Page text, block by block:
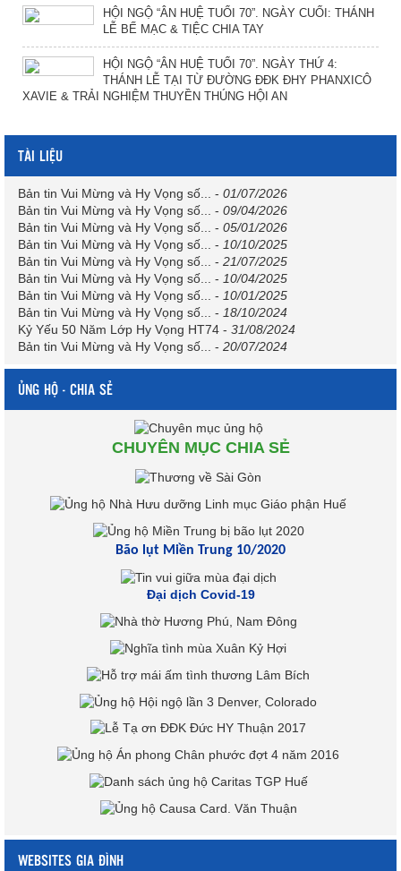
HỘI NGỘ “ÂN HUỆ TUỔI 70”. NGÀY CUỐI: THÁNH
LỄ BẾ MẠC & TIỆC CHIA TAY
HỘI NGỘ “ÂN HUỆ TUỔI 70”. NGÀY THỨ 4:
THÁNH LỄ TẠI TỪ ĐƯỜNG ĐĐK ĐHY PHANXICÔ
XAVIE & TRẢI NGHIỆM THUYỀN THÚNG HỘI AN
TÀI LIỆU
Bản tin Vui Mừng và Hy Vọng số... - 01/07/2026
Bản tin Vui Mừng và Hy Vọng số... - 09/04/2026
Bản tin Vui Mừng và Hy Vọng số... - 05/01/2026
Bản tin Vui Mừng và Hy Vọng số... - 10/10/2025
Bản tin Vui Mừng và Hy Vọng số... - 21/07/2025
Bản tin Vui Mừng và Hy Vọng số... - 10/04/2025
Bản tin Vui Mừng và Hy Vọng số... - 10/01/2025
Bản tin Vui Mừng và Hy Vọng số... - 18/10/2024
Kỷ Yếu 50 Năm Lớp Hy Vọng HT74 - 31/08/2024
Bản tin Vui Mừng và Hy Vọng số... - 20/07/2024
ỦNG HỘ - CHIA SẺ
CHUYÊN MỤC CHIA SẺ
Bão lụt Miền Trung 10/2020
Đại dịch Covid-19
WEBSITES GIA ĐÌNH